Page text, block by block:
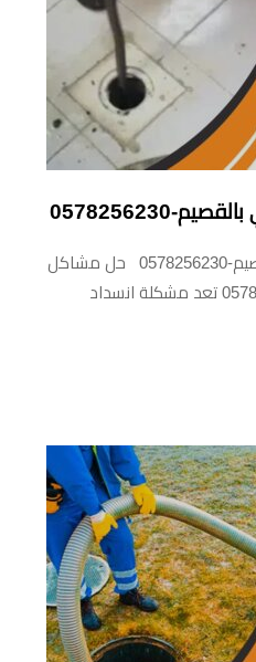
0578256230
حل مشاكل انسداد المجاري بالقصيم-0578256230 حل مشاكل
انسداد المجاري بالقصيم-0578256230 تعد مشكلة انسداد